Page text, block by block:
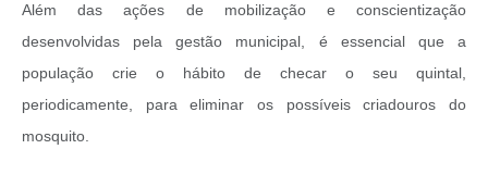
Além das ações de mobilização e conscientização
desenvolvidas pela gestão municipal, é essencial que a
população crie o hábito de checar o seu quintal,
periodicamente, para eliminar os possíveis criadouros do
mosquito.